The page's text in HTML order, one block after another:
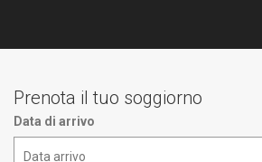
NATURA E ATTIVITÀ OUTDOOR
CONTATTI
Prenota il tuo soggiorno
Data di arrivo